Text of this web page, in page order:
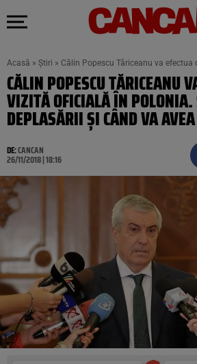
Acasă » Știri » Călin Popescu Tăriceanu va
CĂLIN POPESCU TĂRICEANU
VIZITĂ OFICIALĂ ÎN POLONIA.
DEPLASĂRII ȘI CÂND VA
DE:CANCAN
26/11/2018 | 18:16